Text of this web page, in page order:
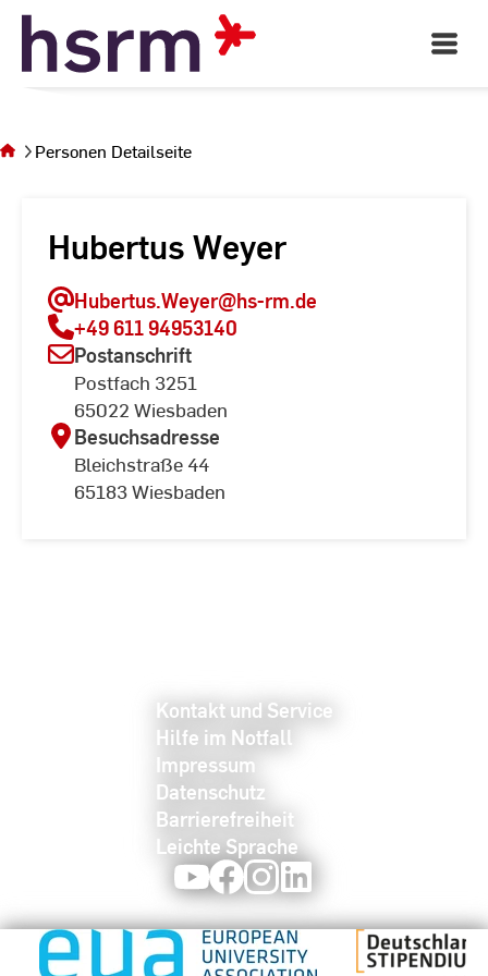
Skip
Content
Open
Main
sich auf
der SeitePersonen Detailseite
Hubertus Weyer
Hubertus.Weyer@hs-rm.de
+49 611 94953140
Postanschrift
Postfach 3251
65022 Wiesbaden
Besuchsadresse
Bleichstraße 44
65183 Wiesbaden
Kontakt und Service
Hilfe im Notfall
Impressum
Datenschutz
Barrierefreiheit
Leichte Sprache
YoutubeFacebookInstagram